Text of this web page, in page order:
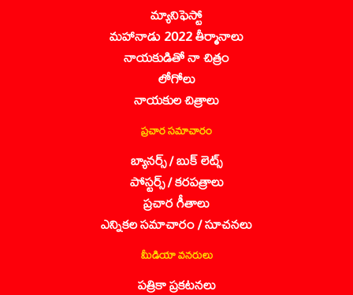
మ్యానిఫెస్టో
మహానాడు 2022 తీర్మానాలు
నాయకుడితో నా చిత్రం
లోగోలు
నాయకుల చిత్రాలు
ప్రచార సమాచారం
బ్యానర్స్ / బుక్ లెట్స్
పోస్టర్స్ / కరపత్రాలు
ప్రచార గీతాలు
ఎన్నికల సమాచారం / సూచనలు
మీడియా వనరులు
పత్రికా ప్రకటనలు